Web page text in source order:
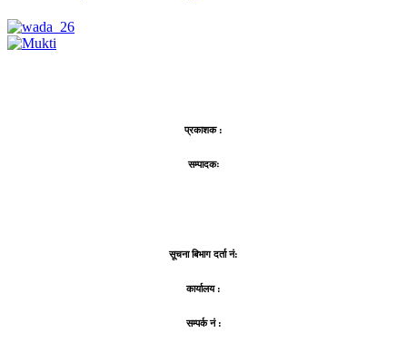
प्रकाशक :
सम्पादकः
सूचना बिभाग दर्ता नं:
कार्यालय :
सम्पर्क नं :